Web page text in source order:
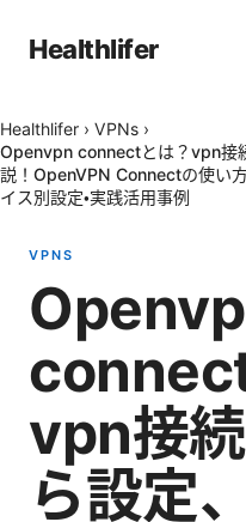
Healthlifer
Healthlifer › VPNs ›
Openvpn connectとは？vpn接
説！OpenVPN Connectの使い方
イス別設定・実践活用事例
VPNS
vpn接
ら設定